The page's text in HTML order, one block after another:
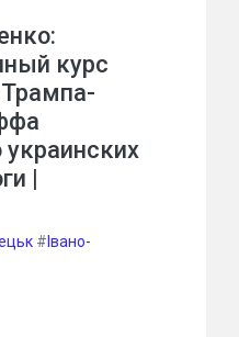
курс
украинских
|
# Івано-